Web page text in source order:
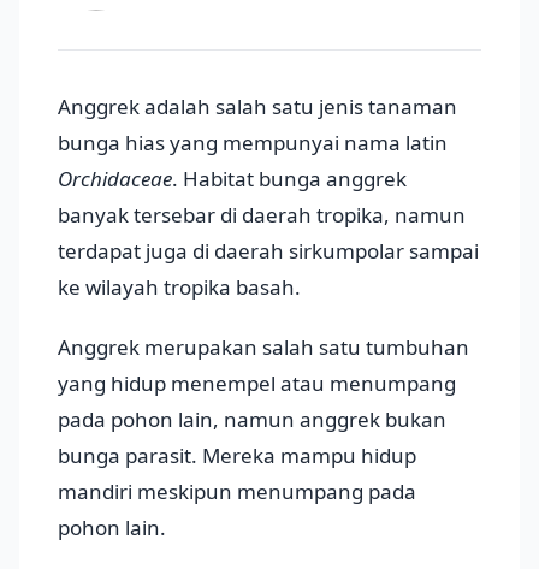
Anggrek adalah salah satu jenis tanaman
bunga hias yang mempunyai nama latin
Orchidaceae. Habitat bunga anggrek
banyak tersebar di daerah tropika, namun
terdapat juga di daerah sirkumpolar sampai
ke wilayah tropika basah.
Anggrek merupakan salah satu tumbuhan
yang hidup menempel atau menumpang
pada pohon lain, namun anggrek bukan
bunga parasit. Mereka mampu hidup
mandiri meskipun menumpang pada
pohon lain.